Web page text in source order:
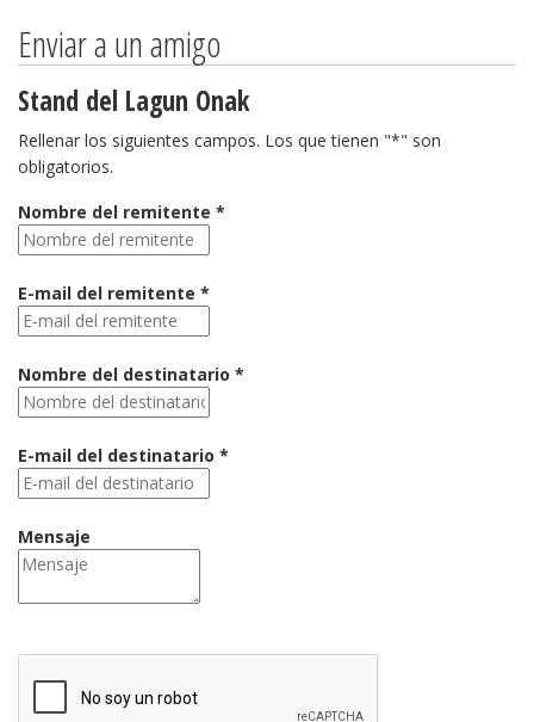
Enviar a un amigo
Stand del Lagun Onak
Rellenar los siguientes campos. Los que tienen "*" son
obligatorios.
Nombre del remitente *
E-mail del remitente *
Nombre del destinatario *
E-mail del destinatario *
Mensaje